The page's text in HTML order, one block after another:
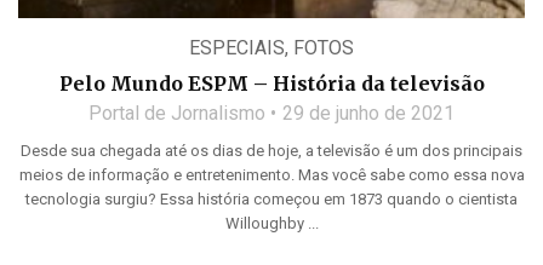
ESPECIAIS, FOTOS
Pelo Mundo ESPM – História da televisão
Portal de Jornalismo 29 de junho de 2021
Desde sua chegada até os dias de hoje, a televisão é um dos principais
meios de informação e entretenimento. Mas você sabe como essa nova
tecnologia surgiu? Essa história começou em 1873 quando o cientista
Willoughby ...